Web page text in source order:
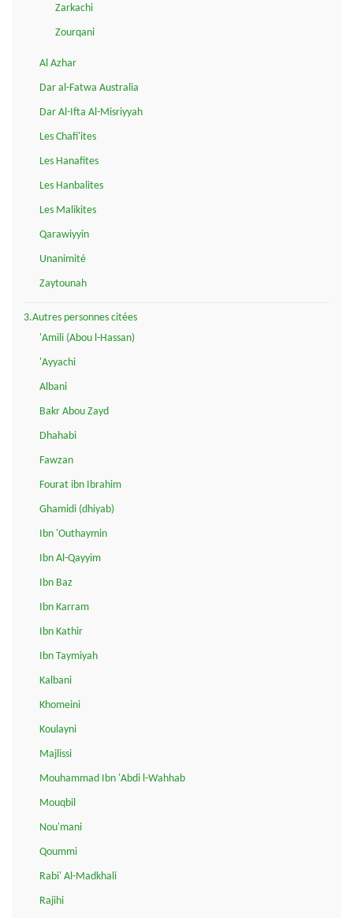
Zarkachi
Zourqani
Al Azhar
Dar al-Fatwa Australia
Dar Al-Ifta Al-Misriyyah
Les Chafi'ites
Les Hanafites
Les Hanbalites
Les Malikites
Qarawiyyin
Unanimité
Zaytounah
3.Autres personnes citées
'Amili (Abou l-Hassan)
'Ayyachi
Albani
Bakr Abou Zayd
Dhahabi
Fawzan
Fourat ibn Ibrahim
Ghamidi (dhiyab)
Ibn 'Outhaymin
Ibn Al-Qayyim
Ibn Baz
Ibn Karram
Ibn Kathir
Ibn Taymiyah
Kalbani
Khomeini
Koulayni
Majlissi
Mouhammad Ibn 'Abdi l-Wahhab
Mouqbil
Nou'mani
Qoummi
Rabi' Al-Madkhali
Rajihi